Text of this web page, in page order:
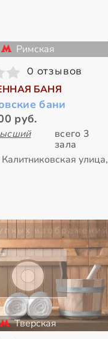
Римская
0 отзывов
БАНЯ
бани
руб.
всего 3
зала
улица,
Тверская